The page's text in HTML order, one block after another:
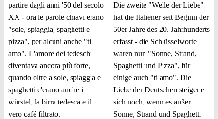
partire dagli anni '50 del secolo
XX - ora le parole chiavi erano
"sole, spiaggia, spaghetti e
pizza", per alcuni anche "ti
amo". L'amore dei tedeschi
diventava ancora più forte,
quando oltre a sole, spiaggia e
spaghetti c'erano anche i
würstel, la birra tedesca e il
vero café filtrato.
Die zweite "Welle der Liebe"
hat die Italiener seit Beginn der
50er Jahre des 20. Jahrhunderts
erfasst - die Schlüsselworte
waren nun "Sonne, Strand,
Spaghetti und Pizza", für
einige auch "ti amo". Die
Liebe der Deutschen steigerte
sich noch, wenn es außer
Sonne, Strand und Spaghetti